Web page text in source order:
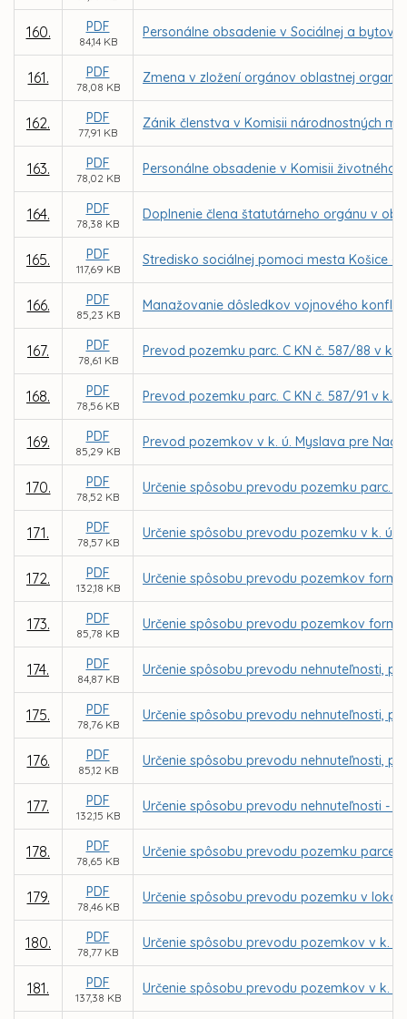
160. PDF
84,14 KB
Personálne obsadenie v Sociálnej a
161. PDF
78,08 KB
Zmena v zložení orgánov oblastnej
162. PDF
77,91 KB
Zánik členstva v Komisii národnostných
163. PDF
78,02 KB
Personálne obsadenie v Komisii
164. PDF
78,38 KB
Doplnenie člena štatutárneho orgánu v
165. PDF
117,69 KB
Stredisko sociálnej pomoci mesta Košice
166. PDF
85,23 KB
Manažovanie dôsledkov vojnového
167. PDF
78,61 KB
Prevod pozemku parc. C KN č. 587/88 v
168. PDF
78,56 KB
Prevod pozemku parc. C KN č. 587/91 v k.
169. PDF
85,29 KB
Prevod pozemkov v k. ú. Myslava pre
170. PDF
78,52 KB
Určenie spôsobu prevodu pozemku parc.
171. PDF
78,57 KB
Určenie spôsobu prevodu pozemku v k. ú.
172. PDF
132,18 KB
Určenie spôsobu prevodu pozemkov
173. PDF
85,78 KB
Určenie spôsobu prevodu pozemkov
174. PDF
84,87 KB
Určenie spôsobu prevodu nehnuteľnosti,
175. PDF
78,76 KB
Určenie spôsobu prevodu nehnuteľnosti,
176. PDF
85,12 KB
Určenie spôsobu prevodu nehnuteľnosti,
177. PDF
132,15 KB
Určenie spôsobu prevodu nehnuteľnosti -
178. PDF
78,65 KB
Určenie spôsobu prevodu pozemku
179. PDF
78,46 KB
Určenie spôsobu prevodu pozemku v
180. PDF
78,77 KB
Určenie spôsobu prevodu pozemkov v k. ú.
181. PDF
137,38 KB
Určenie spôsobu prevodu pozemkov v k. ú.